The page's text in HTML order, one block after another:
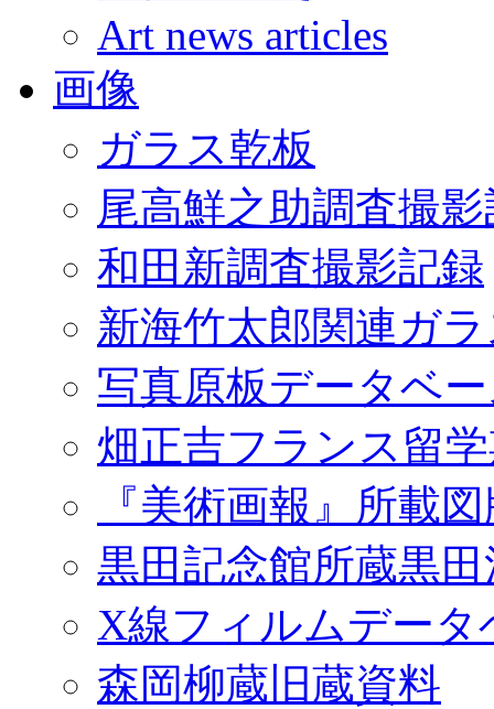
Art news articles
画像
ガラス乾板
尾高鮮之助調査撮
和田新調査撮影記録
新海竹太郎関連ガ
写真原板データベ
畑正吉フランス留
『美術画報』所載
黒田記念館所蔵黒
X線フィルムデータ
森岡柳蔵旧蔵資料